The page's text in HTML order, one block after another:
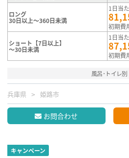
ロング
30日以上～360日未満
1日当
初期費
ショート【7日以上】
～30日未満
1日当
初期費
風呂･トイレ別
兵庫県 姫路市
お問合わせ
キャンペーン